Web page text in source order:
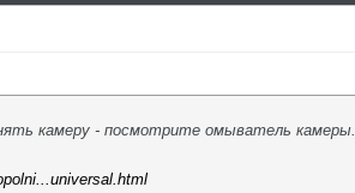
камеру - посмотрите омыватель